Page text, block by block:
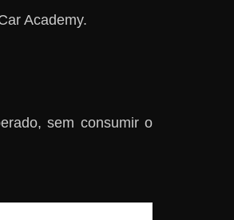
Academy.
sem consumir o